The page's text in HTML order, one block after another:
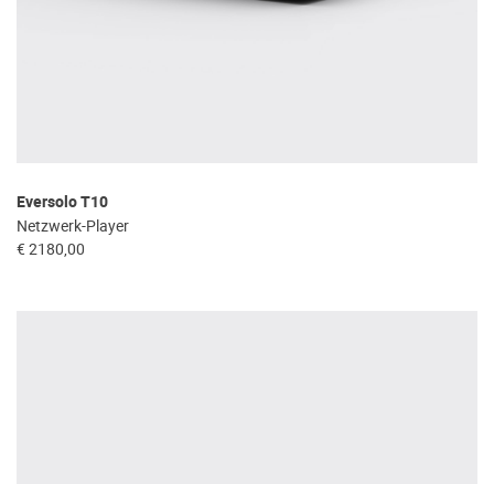
Eversolo T10
Netzwerk-Player
€ 2180,00